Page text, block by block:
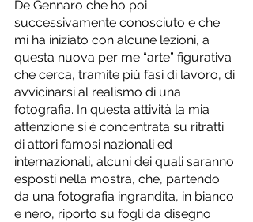
De Gennaro che ho poi
successivamente conosciuto e che
mi ha iniziato con alcune lezioni, a
questa nuova per me “arte” figurativa
che cerca, tramite più fasi di lavoro, di
avvicinarsi al realismo di una
fotografia. In questa attività la mia
attenzione si è concentrata su ritratti
di attori famosi nazionali ed
internazionali, alcuni dei quali saranno
esposti nella mostra, che, partendo
da una fotografia ingrandita, in bianco
e nero, riporto su fogli da disegno